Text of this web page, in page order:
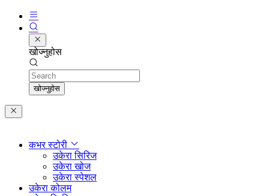
खोज्नुहोस
Search
खोज्नुहोस
कभर स्टोरी
उकेरा सिरिज
उकेरा खोज
उकेरा स्पेशल
उकेरा कोलम